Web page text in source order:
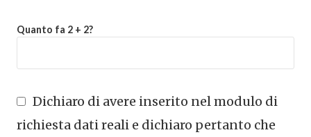
Quanto fa 2 + 2?
Dichiaro di avere inserito nel modulo di
richiesta dati reali e dichiaro pertanto che